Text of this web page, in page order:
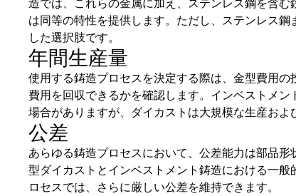
は同等の特性を提供します。ただし、ステンレス
した選択肢です。
年間生産量
使用する鋳造プロセスを決定する際は、金型費用
費用を回収できるかを確認します。インベストメ
場合がありますが、ダイカストは大規模な生産およ
公差
あらゆる鋳造プロセスにおいて、公差能力は部品
型ダイカストとインベストメント鋳造における一
ロセスでは、さらに厳しい公差を維持できます。